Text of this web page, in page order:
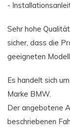
-
Sehr hohe
sicher, dass die
geeigneten
Es handelt sich
Marke BMW.
Der angebotene
beschriebenen